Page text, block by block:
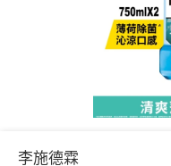
李施德霖